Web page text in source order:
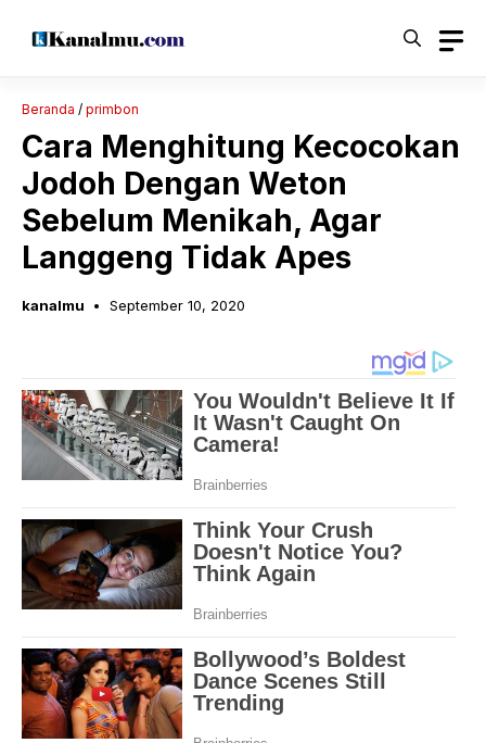
Beranda / primbon
Cara Menghitung Kecocokan
Jodoh Dengan Weton
Sebelum Menikah, Agar
Langgeng Tidak Apes
kanalmu September 10, 2020